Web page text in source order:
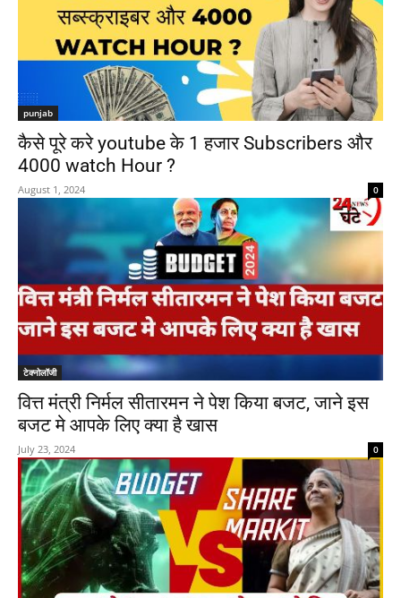
punjab
कैसे पूरे करे youtube के 1 हजार Subscribers और
4000 watch Hour ?
August 1, 2024 0
टेक्नोलॉजी
वित्त मंत्री निर्मल सीतारमन ने पेश किया बजट, जाने इस
बजट मे आपके लिए क्या है खास
July 23, 2024 0